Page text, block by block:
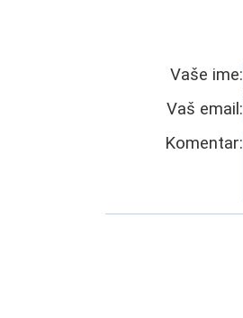
Vaše ime:
Vaš email:
Komentar: